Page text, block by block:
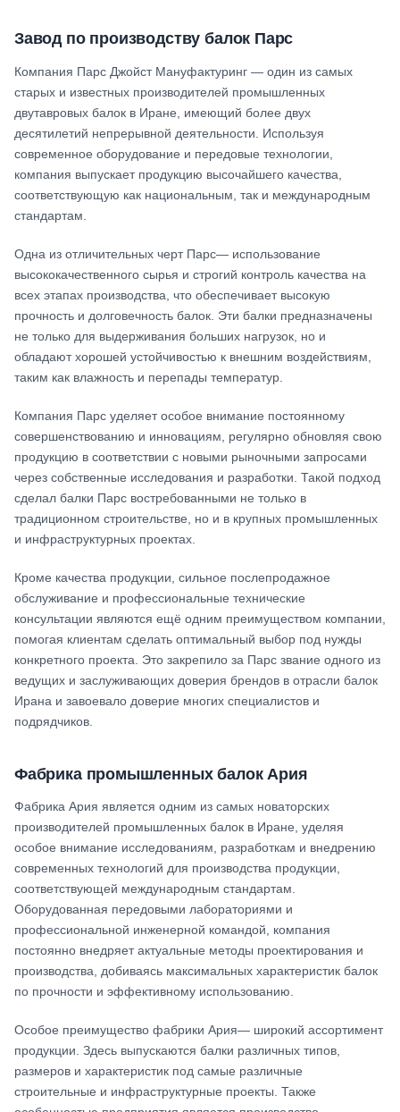
Завод по производству балок Парс
Компания Парс Джойст Мануфактуринг — один из самых
старых и известных производителей промышленных
двутавровых балок в Иране, имеющий более двух
десятилетий непрерывной деятельности. Используя
современное оборудование и передовые технологии,
компания выпускает продукцию высочайшего качества,
соответствующую как национальным, так и международным
стандартам.
Одна из отличительных черт Парс— использование
высококачественного сырья и строгий контроль качества на
всех этапах производства, что обеспечивает высокую
прочность и долговечность балок. Эти балки предназначены
не только для выдерживания больших нагрузок, но и
обладают хорошей устойчивостью к внешним воздействиям,
таким как влажность и перепады температур.
Компания Парс уделяет особое внимание постоянному
совершенствованию и инновациям, регулярно обновляя свою
продукцию в соответствии с новыми рыночными запросами
через собственные исследования и разработки. Такой подход
сделал балки Парс востребованными не только в
традиционном строительстве, но и в крупных промышленных
и инфраструктурных проектах.
Кроме качества продукции, сильное послепродажное
обслуживание и профессиональные технические
консультации являются ещё одним преимуществом компании,
помогая клиентам сделать оптимальный выбор под нужды
конкретного проекта. Это закрепило за Парс звание одного из
ведущих и заслуживающих доверия брендов в отрасли балок
Ирана и завоевало доверие многих специалистов и
подрядчиков.
Фабрика промышленных балок Ария
Фабрика Ария является одним из самых новаторских
производителей промышленных балок в Иране, уделяя
особое внимание исследованиям, разработкам и внедрению
современных технологий для производства продукции,
соответствующей международным стандартам.
Оборудованная передовыми лабораториями и
профессиональной инженерной командой, компания
постоянно внедряет актуальные методы проектирования и
производства, добиваясь максимальных характеристик балок
по прочности и эффективному использованию.
Особое преимущество фабрики Ария— широкий ассортимент
продукции. Здесь выпускаются балки различных типов,
размеров и характеристик под самые различные
строительные и инфраструктурные проекты. Также